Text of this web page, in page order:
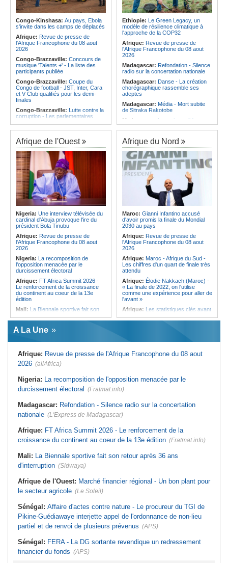
Afrique:Les statistiques clés avant
le quart de finale entre la Côte
d'Ivoire et l'Algérie
Afrique:Le Maroc et l'Afrique du
Sud se retrouvent quatre ans après
la finale
Afrique:
Côte d'Ivoire - Algérie, un
Angola:Le pays totalise six
médailles au Championnat du
monde de ju-jitsu
Angola:Le pays a achevé 89 % du
déminage des 911 zones minées
Congo-Kinshasa: Au pays, Ebola
s'invite dans les camps de déplacés
Afrique: Revue de presse de
l'Afrique Francophone du 08 aout
2026
Congo-Brazzaville: Concours de
musique 'Talents +' - La liste des
participants publiée
Congo-Brazzaville: Coupe du
Congo de football - JST, Inter, Cara
et V Club qualifiés pour les demi-
finales
Congo-Brazzaville: Lutte contre la
corruption - Les parlementaires
Congo-Brazzaville:Santé publique
- Ollombo réceptionne son hôpital de
référence
Congo-Brazzaville:
Lutte contre
les épidémies - Les employés de la
maison de retraite Kambissi en
formation
Congo-Brazzaville:Distinction -
Darrel Ornelle Elion Assiana promue
maître-assistant Cames
Afrique:Naomi Eto (Cameroun) - «
Face au Nigeria, nous donnerons
tout sur le terrain. »
Cameroun:Ngoh Ngoh, l'homme
qui signe à la place de Biya
Ethiopie: Le Green Legacy, un
modèle de résilience climatique à
l'approche de la COP32
Afrique: Revue de presse de
l'Afrique Francophone du 08 aout
2026
Madagascar: Refondation - Silence
radio sur la concertation nationale
Madagascar: Danse - La création
chorégraphique rassemble ses
adeptes
Madagascar: Média - Mort subite
de Sitraka Rakotobe
Madagascar: Les reins solides
Madagascar:Vol à la tire - Un
en prison
Madagascar:Athlétisme - 100
mètres - Junior Tsiravay et Zo
Rakotonary co-champions
Madagascar:
Rakotondramiara, Président du
Rouge - « Aucun retour
d'investissement pour les petits
Agroalimentaire - Les
boissons locales conquièrent le
marché
Afrique de l'Ouest
Nigeria: Une interview télévisée du
cardinal d'Abuja provoque l'ire du
président Bola Tinubu
Afrique: Revue de presse de
l'Afrique Francophone du 08 aout
2026
Nigeria: La recomposition de
l'opposition menacée par le
durcissement électoral
Afrique: FT Africa Summit 2026 -
Le renforcement de la croissance
du continent au coeur de la 13e
édition
Mali: La Biennale sportive fait son
Afrique de l'Ouest:
financier régional - Un bon plant
revendique un redressement
financier du fonds
nature - Le procureur du TGI de
Pikine-Guédiawaye interjette appel
de l'ordonnance de non-lieu partiel et
Sénégal:FERA - Priorité à
l'économie de la préservation,
Cheikh Dieng décline sa vision
Sénégal:
Cheikh Dieng définit ses
axes prioritaires pour restructurer le
Fonds d'entretien routier autonome
Afrique du Nord
Maroc: Gianni Infantino accusé
d'avoir promis la finale du Mondial
2030 au pays
Afrique: Revue de presse de
l'Afrique Francophone du 08 aout
2026
Afrique: Maroc - Afrique du Sud -
Les chiffres d'un quart de finale très
attendu
Afrique: Élodie Nakkach (Maroc) -
« La finale de 2022, on l'utilise
comme une expérience pour aller de
l'avant »
Afrique: Les statistiques clés avant
d'Ivoire et l'Algérie
la finale
Afrique:Côte d'Ivoire - Algérie, un
Sénégal bat la Tunisie et prend le
quart
Tunisie:
interconnecté « One Health »
Tunisie:
les startups à l'international
A La Une
Afrique: Revue de presse de l'Afrique Francophone du 08 aout
2026 (allAfrica)
Nigeria: La recomposition de l'opposition menacée par le
durcissement électoral (Fratmat.info)
Madagascar: Refondation - Silence radio sur la concertation
nationale (L'Express de Madagascar)
Afrique: FT Africa Summit 2026 - Le renforcement de la
croissance du continent au coeur de la 13e édition (Fratmat.info)
Mali: La Biennale sportive fait son retour après 36 ans
d'interruption (Sidwaya)
Afrique de l'Ouest: Marché financier régional - Un bon plant pour
le secteur agricole (Le Soleil)
Sénégal: Affaire d'actes contre nature - Le procureur du TGI de
Pikine-Guédiawaye interjette appel de l'ordonnance de non-lieu
partiel et de renvoi de plusieurs prévenus (APS)
Sénégal: FERA - La DG sortante revendique un redressement
financier du fonds (APS)